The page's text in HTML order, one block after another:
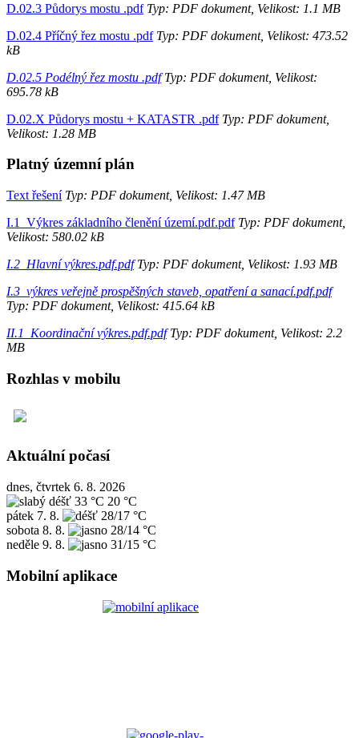
D.02.3 Půdorys mostu .pdfTyp: PDF dokument, Velikost: 1.1 MB
D.02.4 Příčný řez mostu .pdfTyp: PDF dokument, Velikost: 473.52
kB
D.02.5 Podélný řez mostu .pdfTyp: PDF dokument, Velikost:
695.78 kB
D.02.X Půdorys mostu + KATASTR .pdfTyp: PDF dokument,
Velikost: 1.28 MB
Platný územní plán
Text řešeníTyp: PDF dokument, Velikost: 1.47 MB
I.1_Výkres základního členění území.pdf.pdfTyp: PDF dokument,
Velikost: 580.02 kB
I.2_Hlavní výkres.pdf.pdfTyp: PDF dokument, Velikost: 1.93 MB
I.3_výkres veřejně prospěšných staveb, opatření a sanací.pdf.pdf
Typ: PDF dokument, Velikost: 415.64 kB
II.1_Koordinační výkres.pdf.pdfTyp: PDF dokument, Velikost: 2.2
MB
Rozhlas v mobilu
Aktuální počasí
dnes, čtvrtek 6. 8. 2026
33 °C 20 °C
pátek 7. 8.
28/17 °C
sobota 8. 8.
28/14 °C
neděle 9. 8. 31/15 °C
Mobilní aplikace